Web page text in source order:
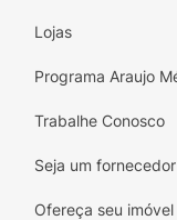
Lojas
Programa Araujo
Trabalhe Conosco
Seja um fornecedor
Ofereça seu imóvel